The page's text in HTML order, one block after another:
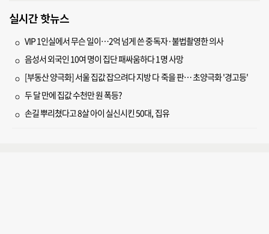
실시간 핫뉴스
VIP 1인실에서 무슨 일이…2억 넘게 쓴 중독자·불법촬영한 의사
음성서 외국인 10여 명이 집단 패싸움하다 1명 사망
[부동산 양극화] 서울 집값 잡으려다 지방 다 죽을 판… 초양극화 '경고등'
두 달 만에 집값 수천만 원 폭등?
손길 뿌리쳤다고 8살 아이 실신시킨 50대, 집유